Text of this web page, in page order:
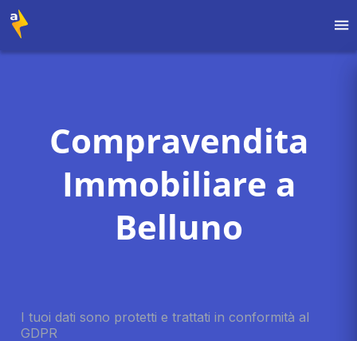
Compravendita
Immobiliare a
Belluno